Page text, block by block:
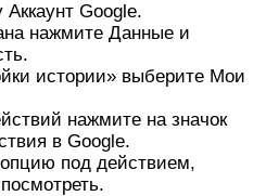
Google.
нажмите Данные и
истории» выберите Мои
нажмите на значок
в Google.
под действием,